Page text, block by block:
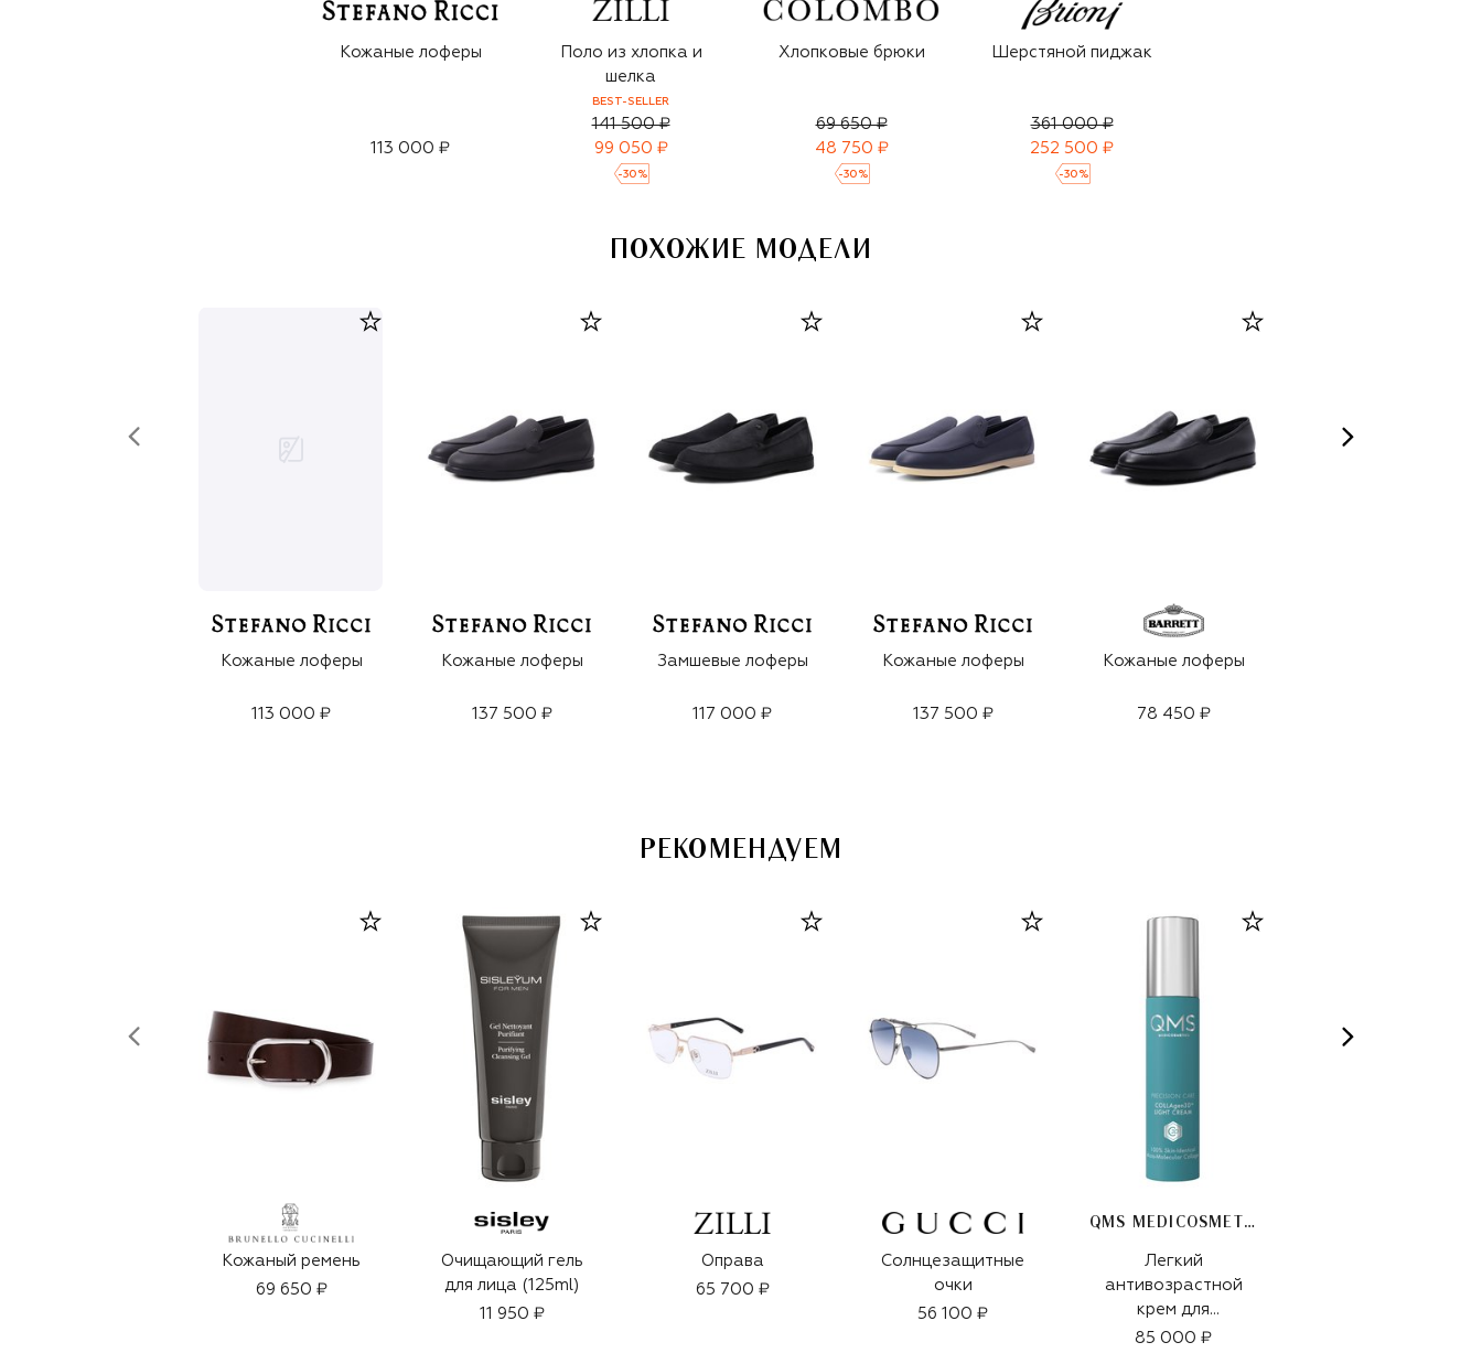
Кожаные лоферы
113 000 ₽
Поло из хлопка и
шелка
BEST-SELLER
141 500 ₽
99 050 ₽
-30 %
Хлопковые брюки
69 650 ₽
48 750 ₽
-30 %
Шерстяной пиджак
361 000 ₽
252 500 ₽
-30 %
ПОХОЖИЕ МОДЕЛИ
Кожаные лоферы
113 000 ₽
Кожаные лоферы
137 500 ₽
Замшевые лоферы
117 000 ₽
Кожаные лоферы
137 500 ₽
Кожаные лоферы
78 450 ₽
РЕКОМЕНДУЕМ
Кожаный ремень
69 650 ₽
Очищающий гель
для лица (125ml)
11 950 ₽
Оправа
65 700 ₽
Солнцезащитные
очки
56 100 ₽
QMS MEDICOSMETICS
Легкий
антивозрастной
крем для
интенсивного
85 000 ₽